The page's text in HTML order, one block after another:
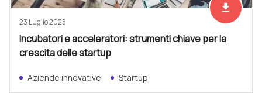
Scarica
file_download
23 Luglio 2025
Incubatori e acceleratori: strumenti chiave per la
crescita delle startup
Aziende innovative Startup